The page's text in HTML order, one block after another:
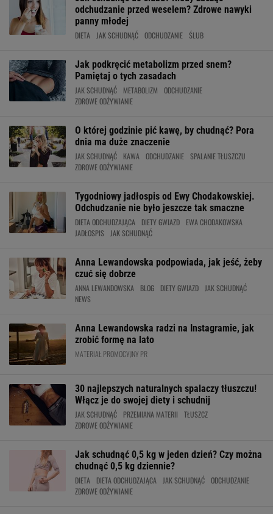
odchudzanie przed weselem? Zdrowe nawyki
panny młodej
DIETA JAK SCHUDNĄĆ ODCHUDZANIE ŚLUB
Jak podkręcić metabolizm przed snem?
Pamiętaj o tych zasadach
JAK SCHUDNĄĆ METABOLIZM
ODCHUDZANIE
ZDROWE ODŻYWIANIE
O której godzinie pić kawę, by chudnąć? Pora
dnia ma duże znaczenie
JAK SCHUDNĄĆ KAWA ODCHUDZANIE SPALANIE TŁUSZCZU
ZDROWE ODŻYWIANIE
Tygodniowy jadłospis od Ewy Chodakowskiej.
Odchudzanie nie było jeszcze tak smaczne
DIETA ODCHUDZAJĄCA DIETY GWIAZD
EWA CHODAKOWSKA
JADŁOSPIS
JAK SCHUDNĄĆ
Anna Lewandowska podpowiada, jak jeść, żeby
czuć się dobrze
ANNA LEWANDOWSKA BLOG DIETY GWIAZD
JAK SCHUDNĄĆ
NEWS
Anna Lewandowska radzi na Instagramie, jak
zrobić formę na lato
MATERIAŁ PROMOCYJNY PR
30 najlepszych naturalnych spalaczy tłuszczu!
Włącz je do swojej diety i schudnij
JAK SCHUDNĄĆ PRZEMIANA MATERII
TŁUSZCZ
ZDROWE ODŻYWIANIE
Jak schudnąć 0,5 kg w jeden dzień? Czy można
chudnąć 0,5 kg dziennie?
DIETA DIETA ODCHUDZAJĄCA JAK SCHUDNĄĆ ODCHUDZANIE
ZDROWE ODŻYWIANIE